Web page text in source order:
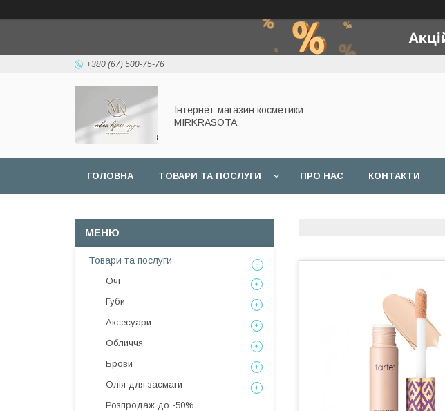
+380 (67) 500-75-76
Інтернет-магазин косметики
MIRKRASOTA
ГОЛОВНА ТОВАРИ ТА ПОСЛУГИ ПРО НАС КОНТАКТИ
Товари та послуги
Очі
Губи
Аксесуари
Обличчя
Брови
Олія для засмаги
Розпродаж до -50%